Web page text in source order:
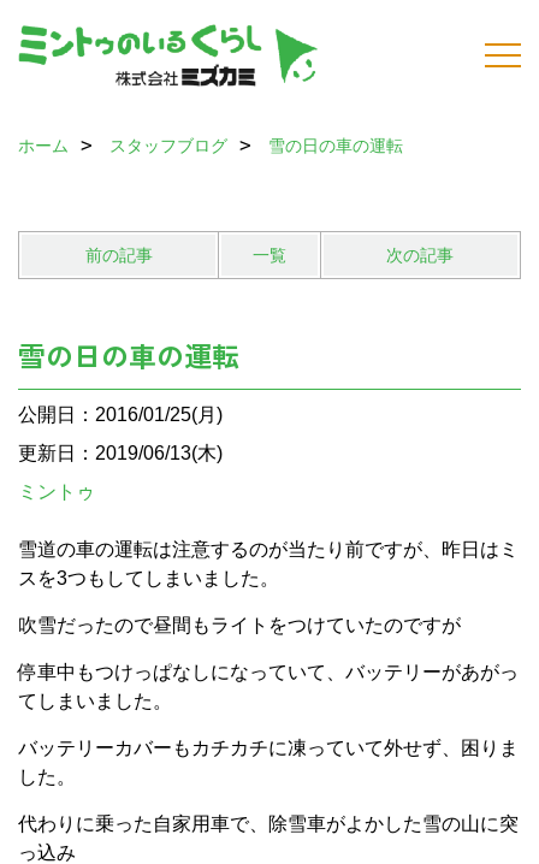
ホーム スタッフブログ 雪の日の車の運転
前の記事 一覧 次の記事
雪の日の車の運転
公開日：2016/01/25(月)
更新日：2019/06/13(木)
ミントゥ
雪道の車の運転は注意するのが当たり前ですが、昨日はミ
スを3つもしてしまいました。
吹雪だったので昼間もライトをつけていたのですが
停車中もつけっぱなしになっていて、バッテリーがあがっ
てしまいました。
バッテリーカバーもカチカチに凍っていて外せず、困りま
した。
代わりに乗った自家用車で、除雪車がよかした雪の山に突
っ込み